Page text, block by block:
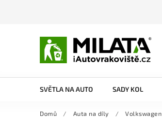
SVĚTLA NA AUTO SADY KOL
Domů / Auta na díly / Volkswagen